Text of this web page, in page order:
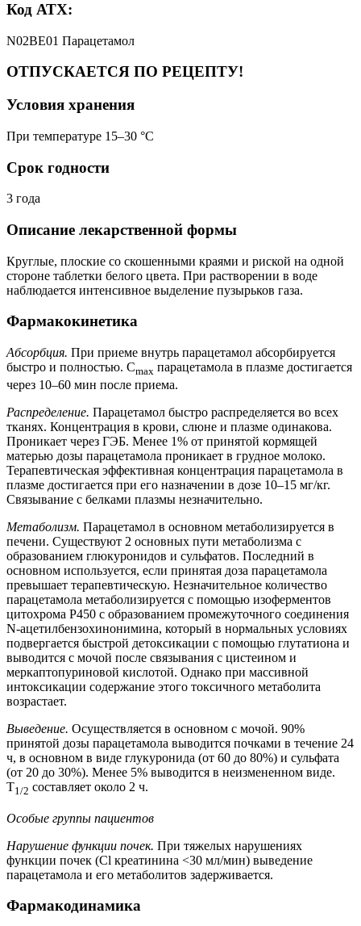
Код АТХ:
N02BE01 Парацетамол
ОТПУСКАЕТСЯ ПО РЕЦЕПТУ!
Условия хранения
При температуре 15–30 °C
Срок годности
3 года
Описание лекарственной формы
Круглые, плоские со скошенными краями и риской на одной
стороне таблетки белого цвета. При растворении в воде
наблюдается интенсивное выделение пузырьков газа.
Фармакокинетика
Абсорбция. При приеме внутрь парацетамол абсорбируется
быстро и полностью. Cmax парацетамола в плазме достигается
через 10–60 мин после приема.
Распределение. Парацетамол быстро распределяется во всех
тканях. Концентрация в крови, слюне и плазме одинакова.
Проникает через ГЭБ. Менее 1% от принятой кормящей
матерью дозы парацетамола проникает в грудное молоко.
Терапевтическая эффективная концентрация парацетамола в
плазме достигается при его назначении в дозе 10–15 мг/кг.
Связывание с белками плазмы незначительно.
Метаболизм. Парацетамол в основном метаболизируется в
печени. Существуют 2 основных пути метаболизма с
образованием глюкуронидов и сульфатов. Последний в
основном используется, если принятая доза парацетамола
превышает терапевтическую. Незначительное количество
парацетамола метаболизируется с помощью изоферментов
цитохрома Р450 с образованием промежуточного соединения
N-ацетилбензохинонимина, который в нормальных условиях
подвергается быстрой детоксикации с помощью глутатиона и
выводится с мочой после связывания с цистеином и
меркаптопуриновой кислотой. Однако при массивной
интоксикации содержание этого токсичного метаболита
возрастает.
Выведение. Осуществляется в основном с мочой. 90%
принятой дозы парацетамола выводится почками в течение 24
ч, в основном в виде глукуронида (от 60 до 80%) и сульфата
(от 20 до 30%). Менее 5% выводится в неизмененном виде.
T1/2 составляет около 2 ч.
Особые группы пациентов
Нарушение функции почек. При тяжелых нарушениях
функции почек (Cl креатинина <30 мл/мин) выведение
парацетамола и его метаболитов задерживается.
Фармакодинамика